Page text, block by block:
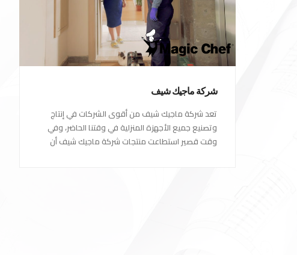
شركة ماجيك شيف
تعد شركة ماجيك شيف من أقوى الشركات في إنتاج
وتصنيع جميع الأجهزة المنزلية في وقتنا الحاضر، وفي
وقت قصير استطاعت منتجات شركة ماجيك شيف أن